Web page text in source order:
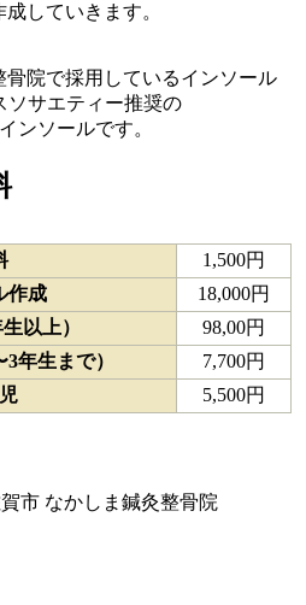
していきます。
院で採用しているインソール
ソサエティー推奨の
ンソールです。
1,500円
作成
18,000円
以上）
98,00円
年生まで）
7,700円
5,500円
市 なかしま鍼灸整骨院